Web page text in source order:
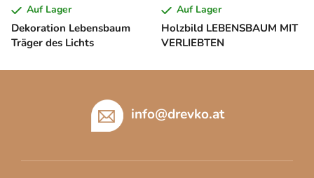
Dekoration Lebensbaum
Träger des Lichts
Auf Lager
Holzbild LEBENSBAUM MIT
VERLIEBTEN
Auf Lager
info@drevko.at